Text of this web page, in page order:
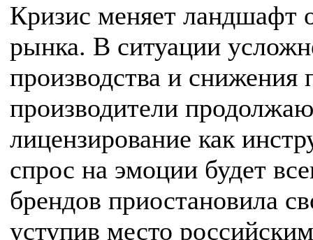
Кризис меняет ландшафт
рынка. В ситуации
производства и снижения
производители
лицензирование как
спрос на эмоции будет
брендов приостановила
уступив место